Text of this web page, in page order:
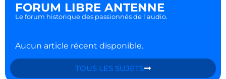
FORUM LIBRE ANTENNE
Le forum historique des passionnés de l'audio.
Aucun article récent disponible.
TOUS LES SUJETS